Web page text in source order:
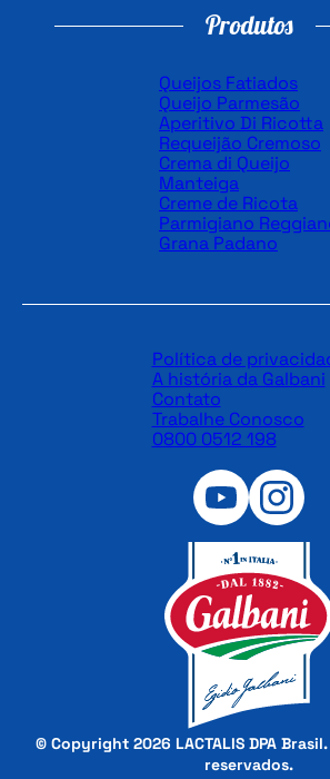
Produtos
Queijos Fatiados
Queijo Parmesão
Aperitivo Di Ricotta
Requeijão Cremoso
Crema di Queijo
Manteiga
Creme de Ricota
Parmigiano
Grana Padano
Política de
A história da Galbani
Contato
Trabalhe Conosco
0800 0512 198
© Copyright 2026 LACTALIS DPA
reservados.